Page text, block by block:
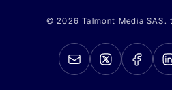
© 2026 Talmont Media SAS.